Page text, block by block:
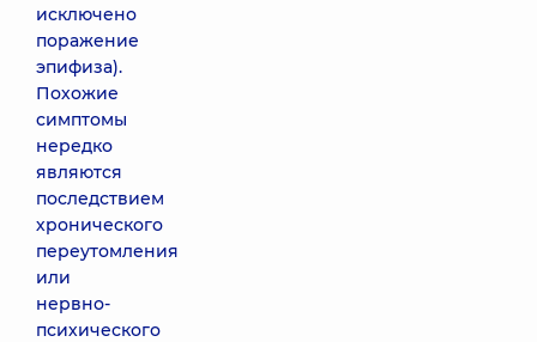
исключено
поражение
эпифиза).
Похожие
симптомы
нередко
являются
последствием
хронического
переутомления
или
нервно-
психического